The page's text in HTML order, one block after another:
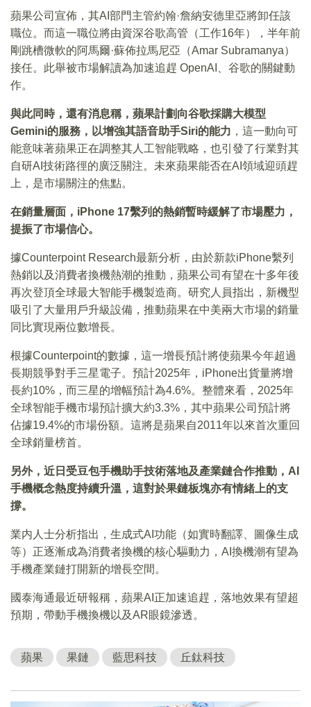
蘋果公司宣佈，其AI部門主管約翰·詹納安德里亞將卸任該
職位。而這一職位將由資深谷歌高管（工作16年），半年前
剛跳槽微軟的阿馬爾·蘇佈拉馬尼亞（Amar Subramanya）
接任。此舉被市場解讀為加速追趕 OpenAI、谷歌的關鍵動
作。
與此同時，還有消息稱，蘋果計劃向谷歌採購大模型
Gemini的服務，以增強其語音助手Siri的能力 ，這一動向可
能意味著蘋果正在調整其人工智能戰略，也引發了行業對其
自研AI技術路徑的廣泛關注。未來蘋果能否在AI領域迎頭趕
上，是市場關注的焦點。
在銷量層面，iPhone 17繫列的熱銷暫時緩解了市場壓力，
提振了市場信心。
據Counterpoint Research最新分析，由於新款iPhone繫列
熱銷以及消費者換機熱潮的推動，蘋果公司有望在十多年後
再次登頂全球最大智能手機製造商。研究人員指出，新機型
吸引了大量用戶升級設備，推動蘋果在中美兩大市場的銷量
同比實現兩位數增長。
根據Counterpoint的數據，這一增長預計將使蘋果今年超過
長期競爭對手三星電子。預計2025年，iPhone出貨量將增
長約10%，而三星的增幅預計為4.6%。整體來看，2025年
全球智能手機市場預計擴大約3.3%，其中蘋果公司預計將
佔據19.4%的市場份額。這將是蘋果自2011年以來首次重回
全球銷量榜首。
另外，近日受豆包手機助手技術落地及產業鏈合作推動，AI
手機概念熱度持續升溫，這對於果鏈板塊亦有情緒上的支
撐。
業内人士分析指出，生成式AI功能（如實時翻譯、圖像生成
等）正逐漸成為消費者換機的核心驅動力，AI換機潮有望為
手機產業鏈打開新的增長空間。
國泰海通最近研報稱，蘋果AI正加速追趕，落地效果有望超
預期，帶動手機換機以及AR眼鏡滲透。
蘋果 果鏈 藍思科技 丘鈦科技